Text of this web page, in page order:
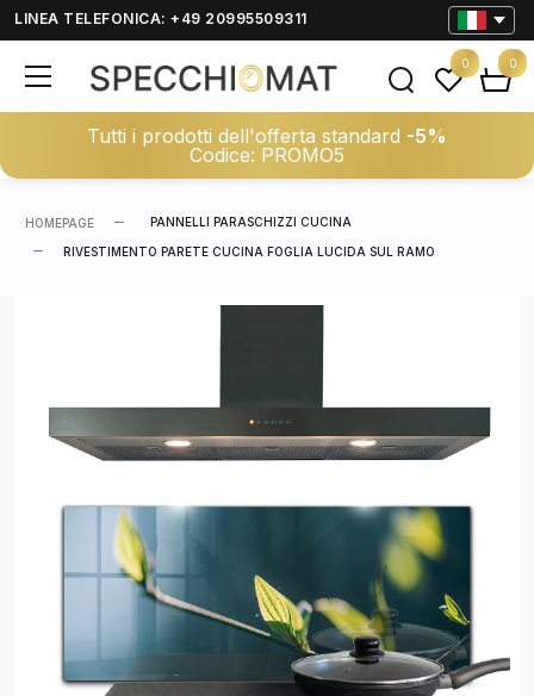
LINEA TELEFONICA: +49 20995509311
Tutti i prodotti dell'offerta standard -5%
Codice: PROMO5
0 0
HOMEPAGE PANNELLI PARASCHIZZI CUCINA
RIVESTIMENTO PARETE CUCINA FOGLIA LUCIDA SUL RAMO